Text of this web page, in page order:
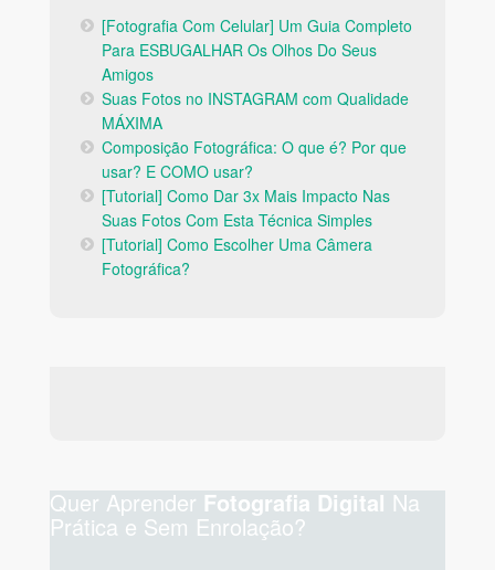
[Fotografia Com Celular] Um Guia Completo
Para ESBUGALHAR Os Olhos Do Seus
Amigos
Suas Fotos no INSTAGRAM com Qualidade
MÁXIMA
Composição Fotográfica: O que é? Por que
usar? E COMO usar?
[Tutorial] Como Dar 3x Mais Impacto Nas
Suas Fotos Com Esta Técnica Simples
[Tutorial] Como Escolher Uma Câmera
Fotográfica?
Quer Aprender Fotografia Digital Na
Prática e Sem Enrolação?